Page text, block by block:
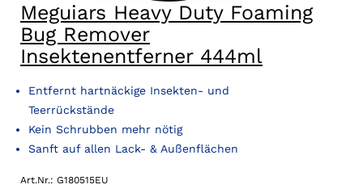
Meguiars Heavy Duty Foaming
Bug Remover
Insektenentferner 444ml
Entfernt hartnäckige Insekten- und
Teerrückstände
Kein Schrubben mehr nötig
Sanft auf allen Lack- & Außenflächen
Art.Nr.: G180515EU